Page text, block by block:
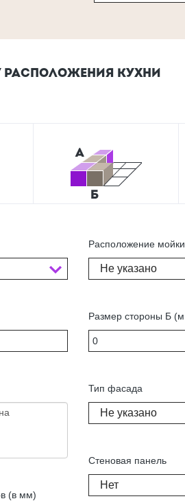
РАСПОЛОЖЕНИЯ КУХНИ
(в мм)
Расположение мойки
Не указано
Размер стороны Б
Тип фасада
Не указано
Стеновая панель
Нет